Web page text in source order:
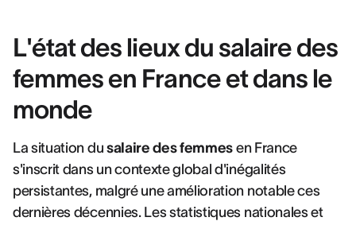
L'état des lieux du salaire des
femmes en France et dans le
monde
La situation du salaire des femmes en France
s'inscrit dans un contexte global d'inégalités
persistantes, malgré une amélioration notable ces
dernières décennies. Les statistiques nationales et